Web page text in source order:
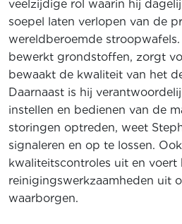
veelzijdige rol waarin hij
soepel laten verlopen van de
wereldberoemde
bewerkt grondstoffen, zorgt
bewaakt de kwaliteit van het
Daarnaast is hij
instellen en bedienen van de
storingen optreden, weet
signaleren en op te lossen.
kwaliteitscontroles uit en voert
reinigingswerkzaamheden uit